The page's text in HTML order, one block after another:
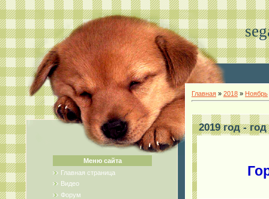
Меню сайта
Главная страница
Видео
Форум
Главная » 2018 » Ноябрь
2019 год -